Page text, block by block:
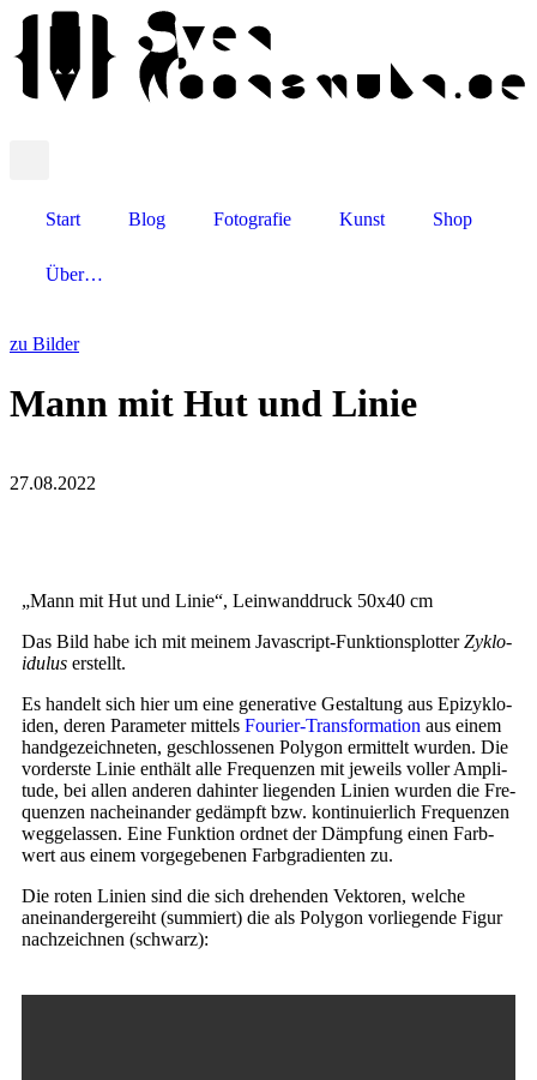
Start Blog Fotografie Kunst Shop
Über…
zu Bilder
Mann mit Hut und Linie
27.08.2022
„Mann mit Hut und Linie“, Lein­wand­druck 50x40 cm
Das Bild habe ich mit mei­nem Javascript-FunktionsplotterZyklo­
idulus erstellt.
Es han­delt sich hier um eine gene­ra­ti­ve Gestal­tung aus Epi­zy­klo­
iden, deren Para­me­ter mit­tels Fourier-Transformation aus einem
hand­ge­zeich­ne­ten, geschlos­se­nen Poly­gon ermit­telt wur­den. Die
vor­ders­te Linie ent­hält alle Fre­quen­zen mit jeweils vol­ler Ampli­
tu­de, bei allen ande­ren dahin­ter lie­gen­den Lini­en wur­den die Fre­
quen­zen nach­ein­an­der gedämpft bzw. kon­ti­nu­ier­lich Fre­quen­zen
weg­ge­las­sen. Eine Funk­ti­on ord­net der Dämp­fung einen Farb­
wert aus einem vor­ge­ge­be­nen Farb­gra­di­en­ten zu.
Die roten Lini­en sind die sich dre­hen­den Vek­to­ren, wel­che
anein­an­der­ge­reiht (sum­miert) die als Poly­gon vor­lie­gen­de Figur
nach­zeich­nen (schwarz):